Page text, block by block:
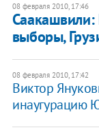
08 февраля 2010, 17:46
выборы,
08 февраля 2010, 17:42
Виктор
инаугурацию